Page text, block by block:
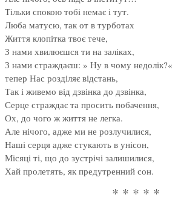
Тільки спокою тобі немає і тут.
Люба матусю, так от в турботах
Життя клопітка твоє тече,
З нами хвилюєшся ти на заліках,
З нами страждаєш: » Ну в чому недолік?«
тепер Нас розділяє відстань,
Так і живемо від дзвінка до дзвінка,
Серце страждає та просить побачення,
Ох, до чого ж життя не легка.
Але нічого, адже ми не розлучилися,
Наші серця адже стукають в унісон,
Місяці ті, що до зустрічі залишилися,
Хай пролетять, як предутренний сон.
* * * * *